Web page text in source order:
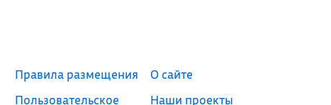
Правила размещения
Пользовательское
О сайте
Наши проекты